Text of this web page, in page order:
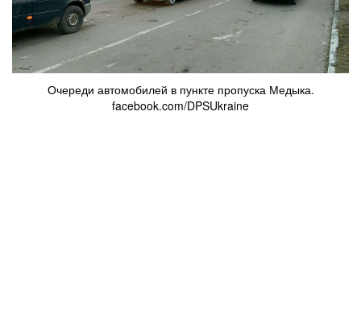
Очереди автомобилей в пункте пропуска Медыка.
facebook.com/DPSUkraine